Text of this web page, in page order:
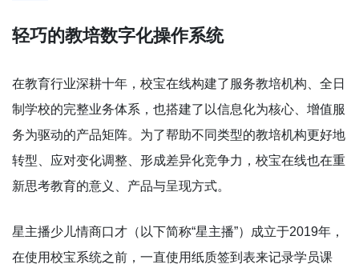
轻巧的教培数字化操作系统
在教育行业深耕十年，校宝在线构建了服务教培机构、全日
制学校的完整业务体系，也搭建了以信息化为核心、增值服
务为驱动的产品矩阵。为了帮助不同类型的教培机构更好地
转型、应对变化调整、形成差异化竞争力，校宝在线也在重
新思考教育的意义、产品与呈现方式。
星主播少儿情商口才（以下简称“星主播”）成立于2019年，
在使用校宝系统之前，一直使用纸质签到表来记录学员课